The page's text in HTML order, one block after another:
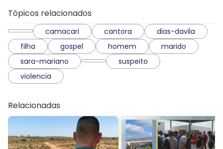
Tópicos relacionados
camacari cantora
dias-davila
filha
gospel homem
marido
sara-mariano
suspeito
violencia
Relacionadas